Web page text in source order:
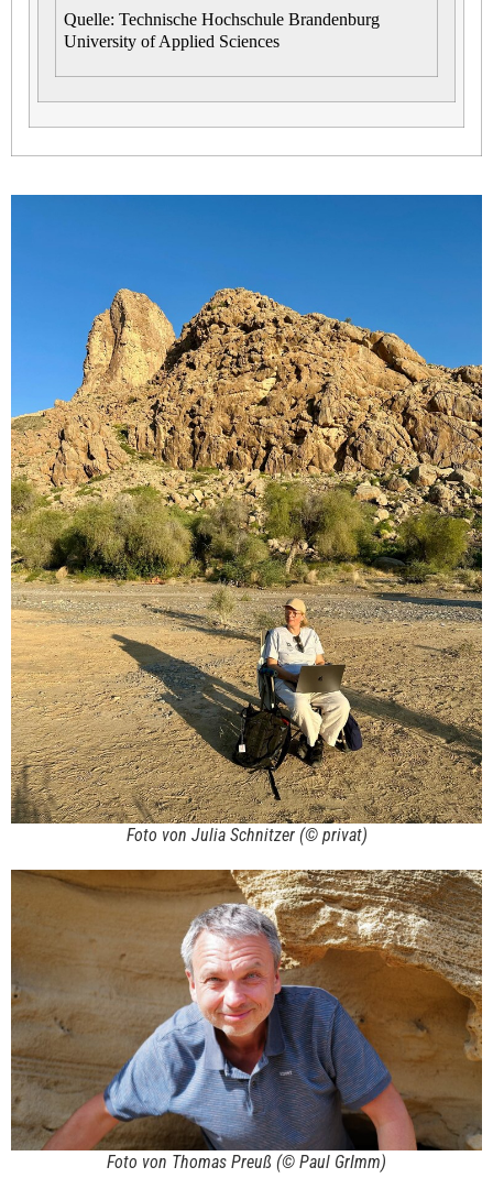
Quelle: Technische Hochschule Brandenburg
University of Applied Sciences
Foto von Julia Schnitzer (© privat)
Foto von Thomas Preuß (© Paul GrImm)